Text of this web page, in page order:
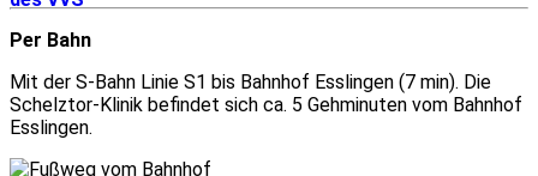
Per Bahn
Mit der S-Bahn Linie S1 bis Bahnhof Esslingen (7 min). Die
Schelztor-Klinik befindet sich ca. 5 Gehminuten vom Bahnhof
Esslingen.